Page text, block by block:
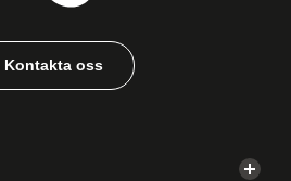
Kontakta oss